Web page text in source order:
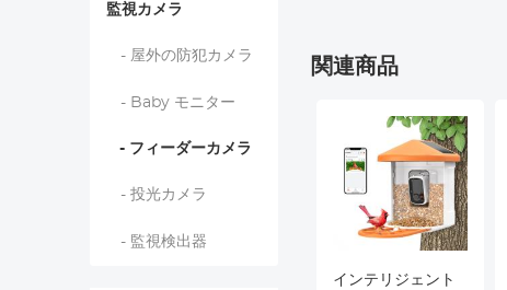
監視カメラ
- 屋外の防犯カメラ
- Baby モニター
- フィーダーカメラ
- 投光カメラ
- 監視検出器
関連商品
インテリジェント